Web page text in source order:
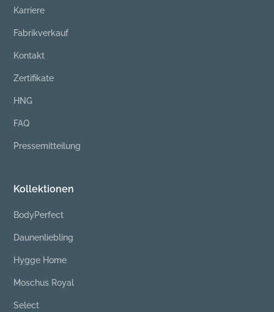
Karriere
Fabrikverkauf
Kontakt
Zertifikate
HNG
FAQ
Pressemitteilung
Kollektionen
BodyPerfect
Daunenliebling
Hygge Home
Moschus Royal
Select